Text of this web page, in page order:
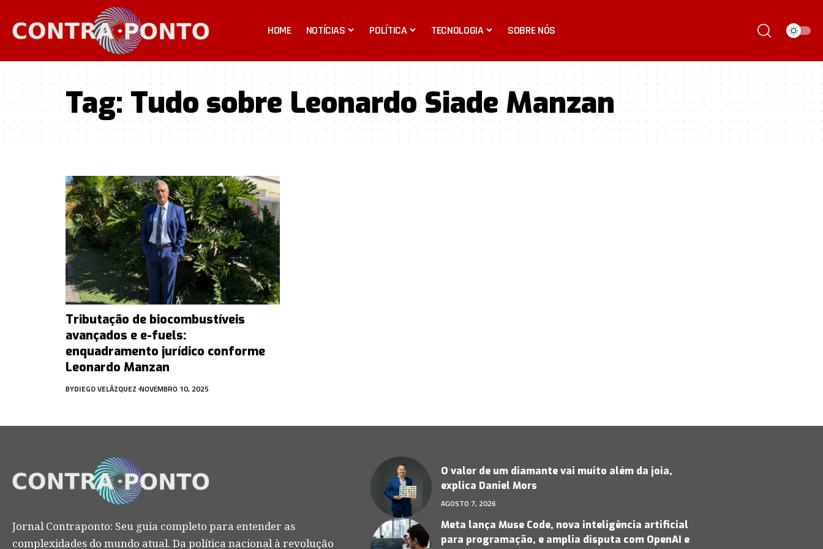
HOME NOTÍCIAS POLÍTICA TECNOLOGIA SOBRE NÓS
Tag:Tudo sobre Leonardo Siade Manzan
Tributação de biocombustíveis
avançados e e-fuels:
enquadramento jurídico conforme
Leonardo Manzan
BYDIEGO VELÁZQUEZ NOVEMBRO 10, 2025
Jornal Contraponto: Seu guia completo para entender as
complexidades do mundo atual. Da política nacional à revolução
O valor de um diamante vai muito além da joia,
explica Daniel Mors
AGOSTO 7, 2026
Meta lança Muse Code, nova inteligência artificial
para programação, e amplia disputa com OpenAI e